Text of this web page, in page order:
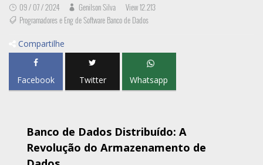
09 / 07 / 2024 Genilson Silva
View 12.213
Programadores e Eng de Software Banco de Dados
Compartilhe
Facebook Twitter Whatsapp
Banco de Dados Distribuído: A
Revolução do Armazenamento de